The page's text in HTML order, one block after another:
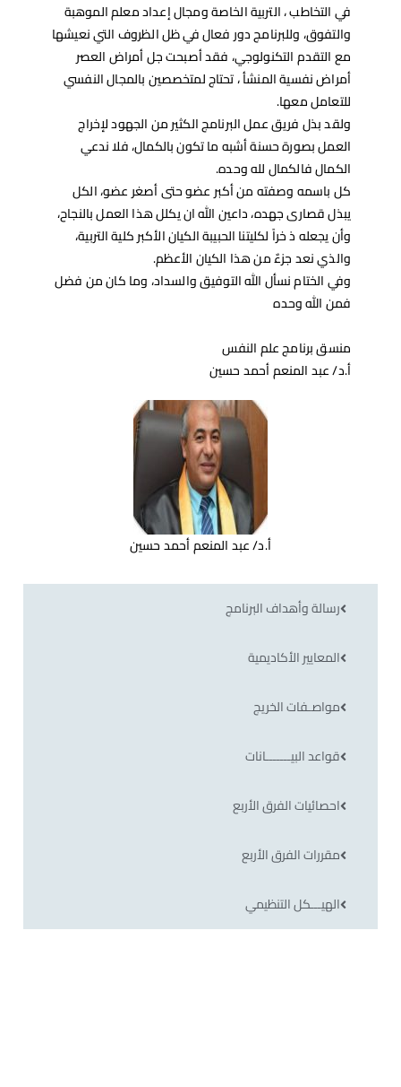
رسالة وأهداف البرنامج
المعايير الأكاديمية
مواصـفات الخريج
قواعد البيـــــــانات
احصائيات الفرق الأربع
مقررات الفرق الأربع
الهيـــكل التنظيمي
في التخاطب ، التربية الخاصة ومجال إعداد معلم الموهبة
والتفوق، وللبرنامج دور فعال في ظل الظروف التي نعيشها
مع التقدم التكنولوجي، فقد أصبحت جل أمراض العصر
أمراض نفسية المنشأ ، تحتاج لمتخصصين بالمجال النفسي
للتعامل معها.
ولقد بذل فريق عمل البرنامج الكثير من الجهود لإخراج
العمل بصورة حسنة أشبه ما تكون بالكمال، فلا ندعي
الكمال فالكمال لله وحده.
كل باسمه وصفته من أكبر عضو حتى أصغر عضو، الكل
يبذل قصارى جهده، داعين الله ان يكلل هذا العمل بالنجاح،
وأن يجعله ذ خراً لكليتنا الحبيبة الكيان الأكبر كلية التربية،
والذي نعد جزءٌ من هذا الكيان الأعظم.
وفي الختام نسأل الله التوفيق والسداد، وما كان من فضل
فمن الله وحده
منسق برنامج علم النفس
أ.د/ عبد المنعم أحمد حسين
أ.د/ عبد المنعم أحمد حسين